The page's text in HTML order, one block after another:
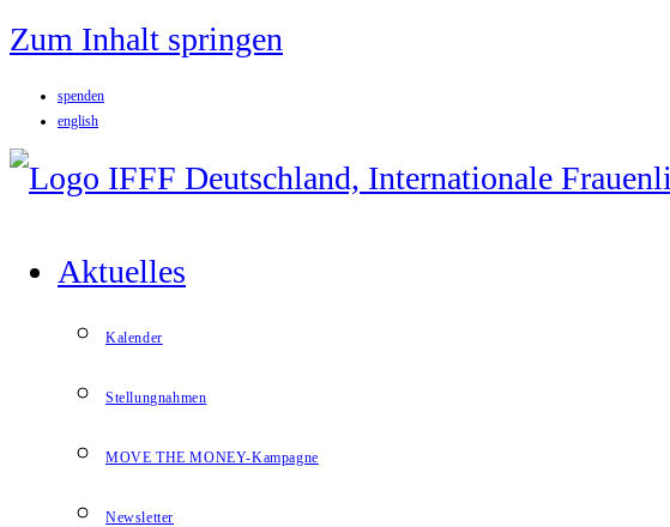
Zum Inhalt springen
spenden
english
Aktuelles
Kalender
Stellungnahmen
MOVE THE MONEY-Kampagne
Newsletter